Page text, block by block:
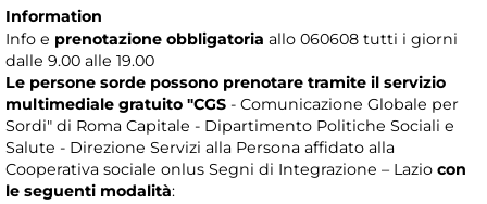
Information
Info e prenotazione obbligatoria allo 060608 tutti i giorni
dalle 9.00 alle 19.00
Le persone sorde possono prenotare tramite il servizio
multimediale gratuito "CGS - Comunicazione Globale per
Sordi" di Roma Capitale - Dipartimento Politiche Sociali e
Salute - Direzione Servizi alla Persona affidato alla
Cooperativa sociale onlus Segni di Integrazione – Lazio con
le seguenti modalità: